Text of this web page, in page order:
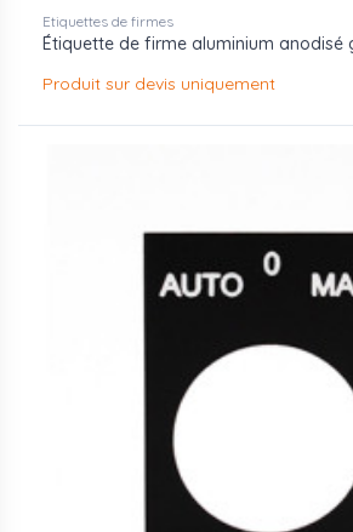
Etiquettes de firmes
Étiquette de firme aluminium anodisé
Produit sur devis uniquement